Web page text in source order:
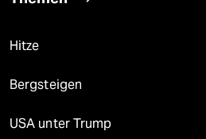
Hitze
Bergsteigen
USA unter Trump